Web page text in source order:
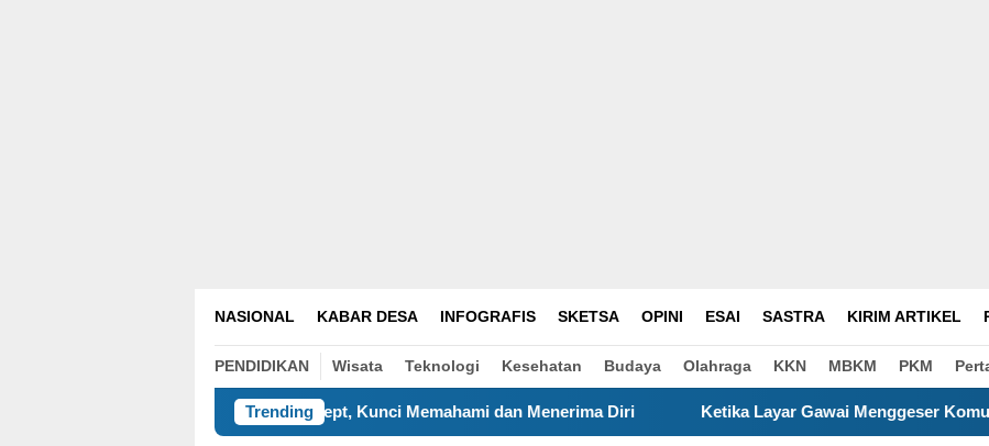
NASIONAL KABAR DESA INFOGRAFIS SKETSA OPINI ESAI SASTRA KIRIM ARTIKEL
PENDIDIKAN Wisata Teknologi Kesehatan Budaya Olahraga KKN MBKM PKM
Trending
Self-Concept, Kunci Memahami dan Menerima Diri Ketika Layar Gawai Menggeser Komunikasi Keluarga, ILM